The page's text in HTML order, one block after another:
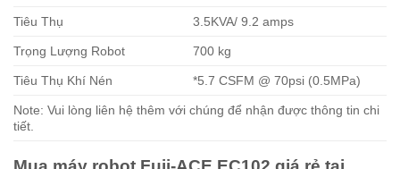
Tiêu Thụ 3.5KVA/ 9.2 amps
Trọng Lượng Robot 700 kg
Tiêu Thụ Khí Nén *5.7 CSFM @ 70psi (0.5MPa)
Note: Vui lòng liên hệ thêm với chúng để nhận được thông tin chi
tiết.